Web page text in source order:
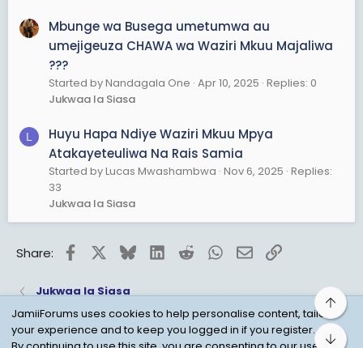
Mbunge wa Busega umetumwa au
umejigeuza CHAWA wa Waziri Mkuu Majaliwa
???
Started by Nandagala One Apr 10, 2025 Replies: 0
Jukwaa la Siasa
L
Huyu Hapa Ndiye Waziri Mkuu Mpya
Atakayeteuliwa Na Rais Samia
Started by Lucas Mwashambwa Nov 6, 2025 Replies:
33
Jukwaa la Siasa
Share: FacebookBlueskyLinkedInRedditWhatsApp
EmailLink
Jukwaa la Siasa
Child Protection Policy Personal Data Protection
JamiiForums uses cookies to help personalise content, tailor
your experience and to keep you logged in if you register.
Top